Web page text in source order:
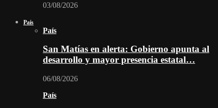
03/08/2026
País
País
San Matías en alerta: Gobierno apunta al
desarrollo y mayor presencia estatal…
06/08/2026
País